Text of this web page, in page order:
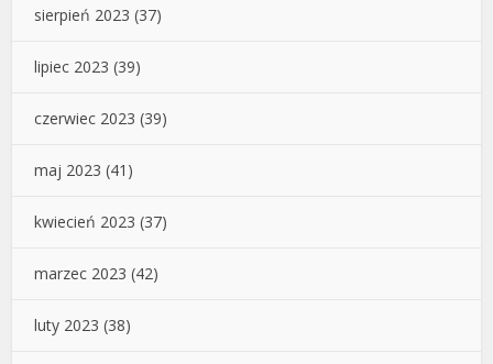
sierpień 2023 (37)
lipiec 2023 (39)
czerwiec 2023 (39)
maj 2023 (41)
kwiecień 2023 (37)
marzec 2023 (42)
luty 2023 (38)